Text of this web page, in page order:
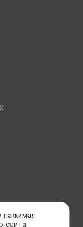
нажимая
сайта,